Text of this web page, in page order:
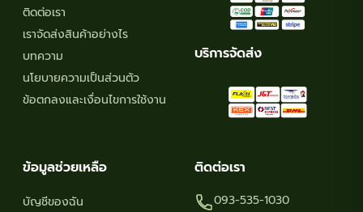
product
ติดต่อเรา
เราจัดส่งสินค้าอย่างไร
บทความ
นโยบายความเป็นส่วนตัว
ข้อตกลงและเงื่อนไขการใช้งาน
บริการจัดส่ง
ข้อมูลช่วยเหลือ
บัญชีของฉัน
ติดต่อเรา
093-535-1030